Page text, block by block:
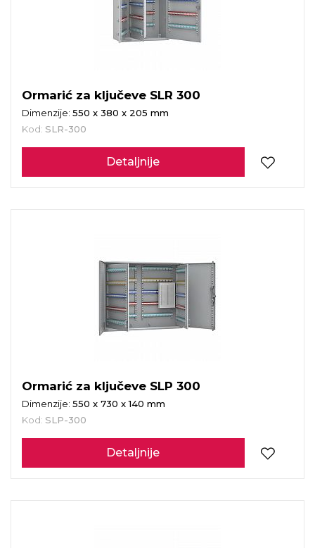
Ormarić za ključeve SLR 300
Dimenzije: 550 x 380 x 205 mm
Kod: SLR-300
Detaljnije
Ormarić za ključeve SLP 300
Dimenzije: 550 x 730 x 140 mm
Kod: SLP-300
Detaljnije